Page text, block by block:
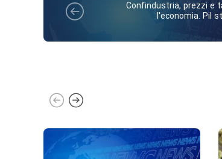
Confindustria, prezzi e
l'economia. Pil